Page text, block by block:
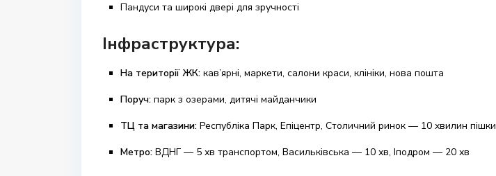
Пандуси та широкі двері для зручності
Інфраструктура:
На території ЖК: кав’ярні, маркети, салони краси, клініки, нова пошта
Поруч: парк з озерами, дитячі майданчики
ТЦ та магазини: Республіка Парк, Епіцентр, Столичний ринок — 10 хвилин пішки
Метро: ВДНГ — 5 хв транспортом, Васильківська — 10 хв, Іподром — 20 хв